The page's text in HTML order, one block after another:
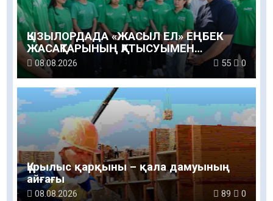
ҚЫЗЫЛОРДАДА «ЖАСЫЛ ЕЛ» ЕҢБЕК
ЖАСАҚТАРЫНЫҢ ҚАТЫСУЫМЕН
ЭКОЛОГИЯЛЫҚ СЕНБІЛІК ӨТТІ
08.08.2026 55 0
Құрылыс қарқыны – қала дамуының
айғағы
08.08.2026 89 0